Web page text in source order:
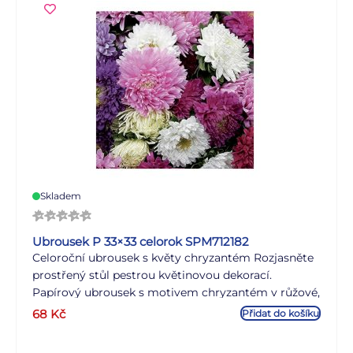
která potěší hosty a rozzáří každý stůl. Motiv:
cupcakes Rozměr: 33 × 33 cm POČET UBROUSKŮ V
BALENÍ: 20 ks Uvedená cena je za 1 balení (20 kusů).
Skladem
Ubrousek P 33×33 celorok SPM712182
Celoroční ubrousek s květy chryzantém Rozjasněte
prostřený stůl pestrou květinovou dekorací.
Papírový ubrousek s motivem chryzantém v růžové,
fialové a bílé barvě působí svěže a elegantně, a
68 Kč Přidat do košíku